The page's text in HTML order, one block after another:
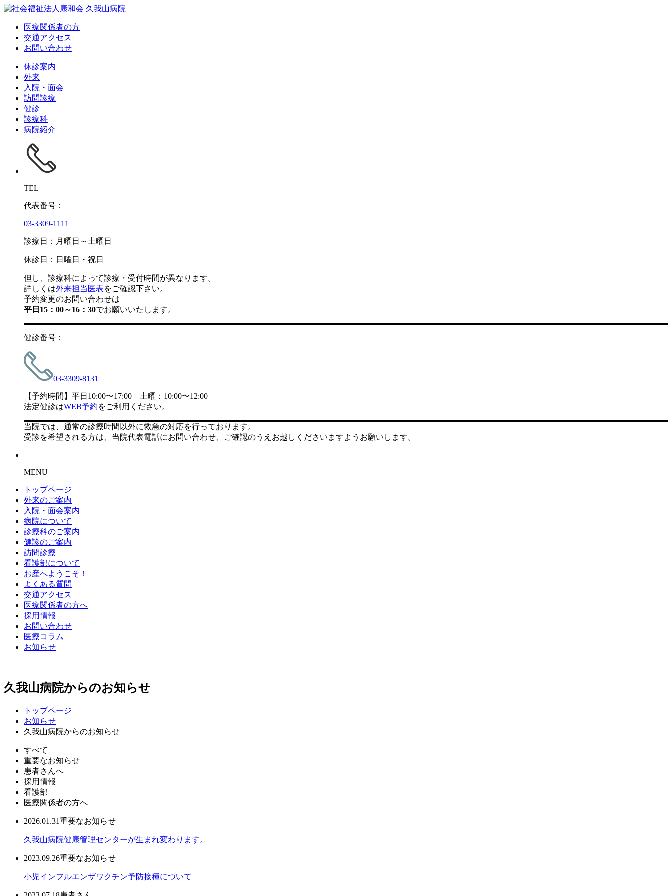
医療関係者の方
交通アクセス
お問い合わせ
休診案内
外来
入院・面会
訪問診療
健診
診療科
病院紹介
TEL
代表番号：
03-3309-1111
診療日：月曜日～土曜日
休診日：日曜日・祝日
但し、診療科によって診療・受付時間が異なります。
詳しくは外来担当医表をご確認下さい。
予約変更のお問い合わせは
平日15：00～16：30でお願いいたします。
健診番号：
03-3309-8131
【予約時間】平日10:00〜17:00 土曜：10:00〜12:00
法定健診はWEB予約をご利用ください。
当院では、通常の診療時間以外に救急の対応を行っております。
受診を希望される方は、当院代表電話にお問い合わせ、ご確認のうえお越しくださいますようお願いします。
MENU
トップページ
外来のご案内
入院・面会案内
病院について
診療科のご案内
健診のご案内
訪問診療
看護部について
お産へようこそ！
よくある質問
交通アクセス
医療関係者の方へ
採用情報
お問い合わせ
医療コラム
お知らせ
久我山病院からのお知らせ
トップページ
お知らせ
久我山病院からのお知らせ
すべて
重要なお知らせ
患者さんへ
採用情報
看護部
医療関係者の方へ
2026.01.31重要なお知らせ
久我山病院健康管理センターが生まれ変わります。
2023.09.26重要なお知らせ
小児インフルエンザワクチン予防接種について